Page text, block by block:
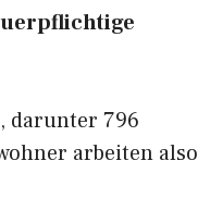
darunter 796
arbeiten also